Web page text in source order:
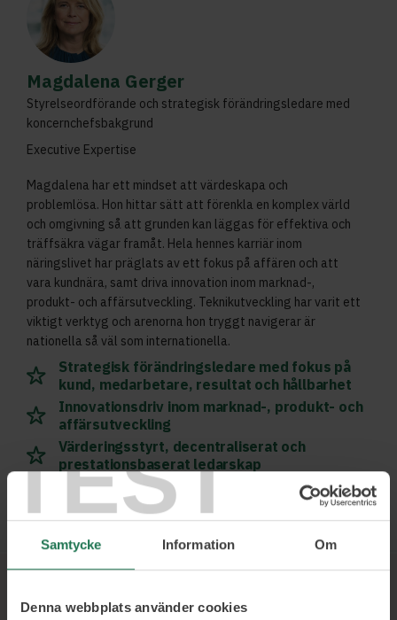
TEST
Samtycke Information Om
Denna webbplats använder cookies
Magdalena Gerger
Styrelseordförande och strategisk förändringsledare med
koncernchefsbakgrund
Executive Expertise
Magdalena har ett mindset att värdeskapa och
problemlösa. Hon hittar sätt att förenkla en komplex värld
och omgivning så att grunden kan läggas för effektiva och
träffsäkra vägar framåt. Hela hennes karriär inom
näringslivet har präglats av ett fokus på affären och att
vara kundnära, samt driva innovation inom marknad-,
produkt- och affärsutveckling. Teknikutveckling har varit ett
viktigt verktyg och arenorna hon tryggt navigerar är
nationella så väl som internationella.
Strategisk förändringsledare med fokus på
kund, medarbetare, resultat och hållbarhet
Innovationsdriv inom marknad-, produkt- och
affärsutveckling
Värderingsstyrt, decentraliserat och
prestationsbaserat ledarskap
Läs mer och boka
Ett urval av våra kunder